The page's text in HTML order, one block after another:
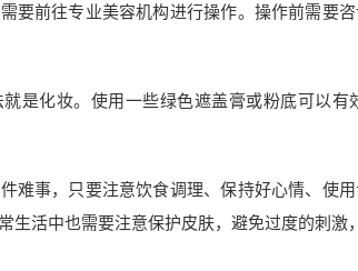
要前往专业美容机构进行操作。操作前需要
是化妆。使用一些绿色遮盖膏或粉底可以
难事，只要注意饮食调理、保持好心情、使
生活中也需要注意保护皮肤，避免过度的刺激